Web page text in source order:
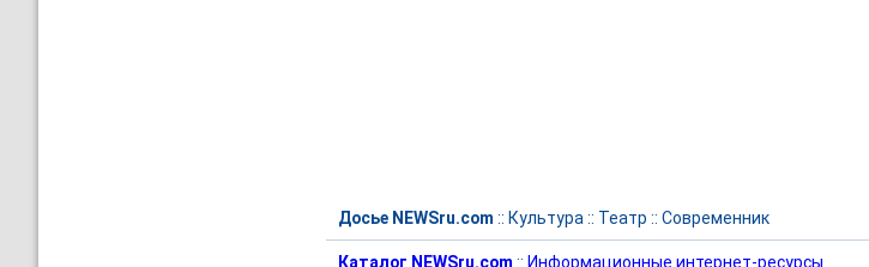
Досье NEWSru.com :: Культура :: Театр :: Современник
Каталог NEWSru.com :: Информационные интернет-ресурсы